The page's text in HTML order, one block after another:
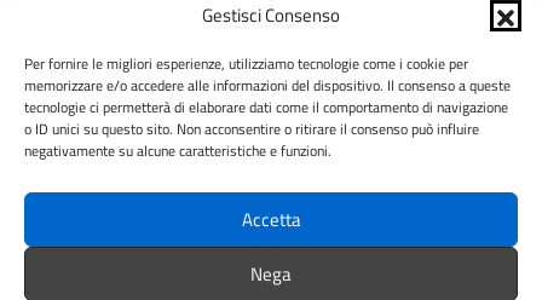
Gestisci Consenso
Per fornire le migliori esperienze, utilizziamo tecnologie come i cookie per
memorizzare e/o accedere alle informazioni del dispositivo. Il consenso a queste
tecnologie ci permetterà di elaborare dati come il comportamento di navigazione
o ID unici su questo sito. Non acconsentire o ritirare il consenso può influire
negativamente su alcune caratteristiche e funzioni.
Accetta
Nega
Informativa privacy
Cookie Policy (UE)
Social Media Policy
Note legali
SEGUICI SU